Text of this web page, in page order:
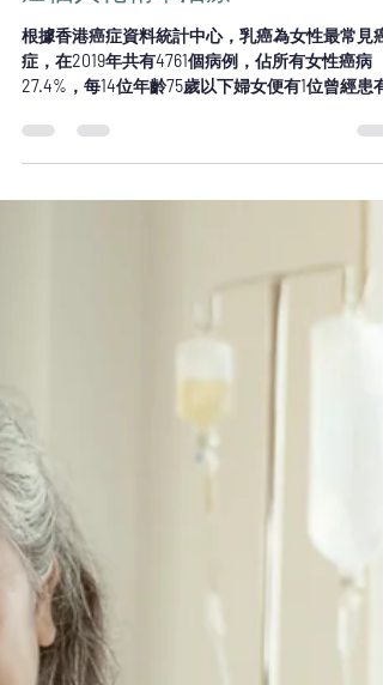
癌個人化精準治療
根據香港癌症資料統計中心，乳癌為女性最常見癌
症，在2019年共有4761個病例，佔所有女性癌病
27.4%，每14位年齡75歲以下婦女便有1位曾經患有
發現早期癌變，但可惜現時仍有多...